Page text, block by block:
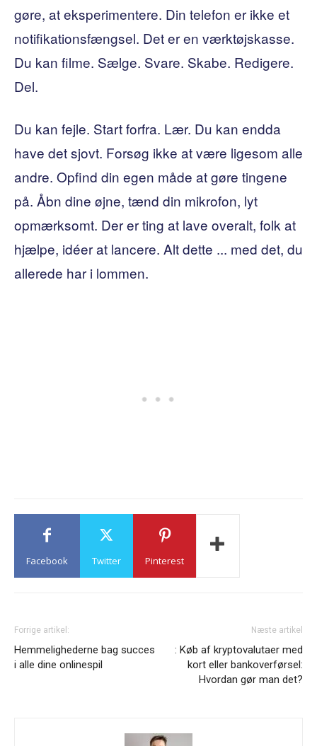
gøre, at eksperimentere. Din telefon er ikke et
notifikationsfængsel. Det er en værktøjskasse.
Du kan filme. Sælge. Svare. Skabe. Redigere.
Del.
Du kan fejle. Start forfra. Lær. Du kan endda
have det sjovt. Forsøg ikke at være ligesom alle
andre. Opfind din egen måde at gøre tingene
på. Åbn dine øjne, tænd din mikrofon, lyt
opmærksomt. Der er ting at lave overalt, folk at
hjælpe, idéer at lancere. Alt dette ... med det, du
allerede har i lommen.
Facebook Twitter Pinterest
Forrige artikel:
Hemmelighederne bag succes
i alle dine onlinespil
Næste artikel
: Køb af kryptovalutaer med
kort eller bankoverførsel:
Hvordan gør man det?